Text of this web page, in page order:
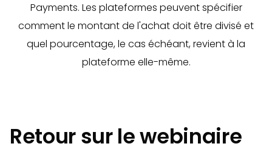
Payments. Les plateformes peuvent spécifier
comment le montant de l'achat doit être divisé et
quel pourcentage, le cas échéant, revient à la
plateforme elle-même.
Retour sur le webinaire